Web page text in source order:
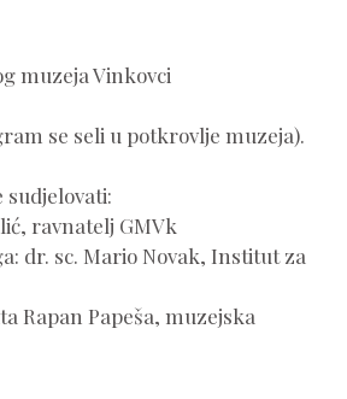
muzeja Vinkovci
se seli u potkrovlje muzeja).
sudjelovati:
ravnatelj GMVk
dr. sc. Mario Novak, Institut za
Rapan Papeša, muzejska